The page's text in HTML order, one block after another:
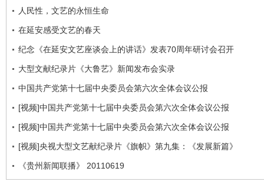
人民性，文艺的永恒生命
在延安感受文艺的春天
纪念《在延安文艺座谈会上的讲话》发表70周年研讨会召开
大型文献纪录片《大鲁艺》新闻发布会实录
中国共产党第十七届中央委员会第六次全体会议公报
[视频]中国共产党第十七届中央委员会第六次全体会议公报
[视频]中国共产党第十七届中央委员会第六次全体会议公报
[视频]央视大型文艺献纪录片《旗帜》第九集：《发展新篇》
《贵州新闻联播》 20110619